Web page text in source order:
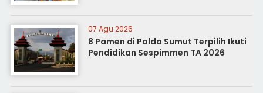
07 Agu 2026
8 Pamen di Polda Sumut Terpilih Ikuti
Pendidikan Sespimmen TA 2026